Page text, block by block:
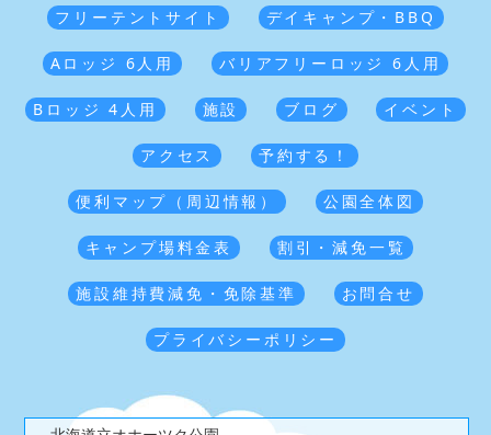
フリーテントサイト デイキャンプ・BBQ
Aロッジ 6人用 バリアフリーロッジ 6人用
Bロッジ 4人用 施設 ブログ イベント
アクセス 予約する！
便利マップ（周辺情報） 公園全体図
キャンプ場料金表 割引・減免一覧
施設維持費減免・免除基準 お問合せ
プライバシーポリシー